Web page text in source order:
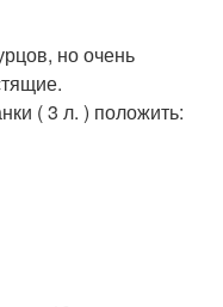
но очень
( 3 л. ) положить: